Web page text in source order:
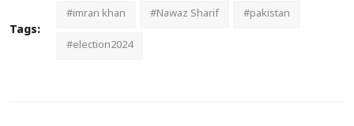
Tags:
#imran khan #Nawaz Sharif #pakistan
#election2024